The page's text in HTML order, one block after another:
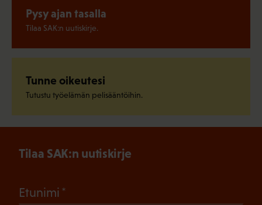
Pysy ajan tasalla
Tilaa SAK:n uutiskirje.
Tunne oikeutesi
Tutustu työelämän pelisääntöihin.
Tilaa SAK:n uutiskirje
Etunimi